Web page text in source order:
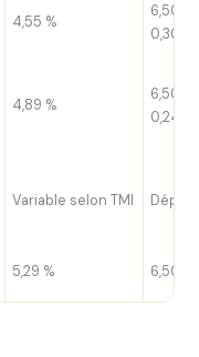
4,55 %
6,50 %
0,300)
4,89 %
6,50 %
0,247)
Variable selon TMI
5,29 % 6,50 %